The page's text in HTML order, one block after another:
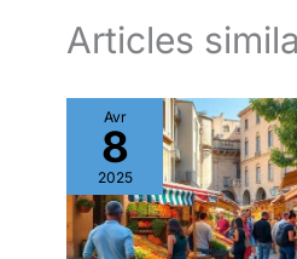
Articles
Avr
8
2025